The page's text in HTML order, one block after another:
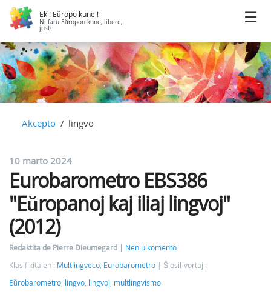
Ek ! Eŭropo kune !
Ni faru Eŭropon kune, libere,
juste
Akcepto lingvo
10 marto 2024
Eurobarometro EBS386
"Eŭropanoj kaj iliaj lingvoj"
(2012)
Redaktita de Pierre Dieumegard
Neniu komento
Klasifikita en : Multlingveco Eurobarometro
Ŝlosil-vortoj :
Eŭrobarometro lingvo lingvoj multlingvismo